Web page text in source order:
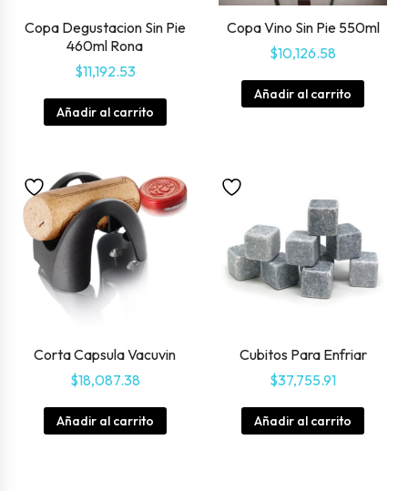
Copa Degustacion Sin Pie
460ml Rona
$11,192.53
Añadir al carrito
Copa Vino Sin Pie 550ml
$10,126.58
Añadir al carrito
Corta Capsula Vacuvin
$18,087.38
Añadir al carrito
Cubitos Para Enfriar
$37,755.91
Añadir al carrito